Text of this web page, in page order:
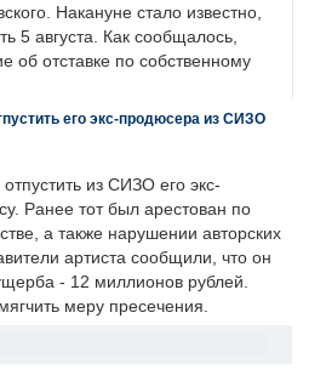
Накануне стало известно,
5 августа. Как сообщалось,
об отставке по собственному
его экс-продюсера из СИЗО
из СИЗО его экс-
Ранее тот был арестован по
а также нарушении авторских
артиста сообщили, что он
- 12 миллионов рублей.
меру пресечения.